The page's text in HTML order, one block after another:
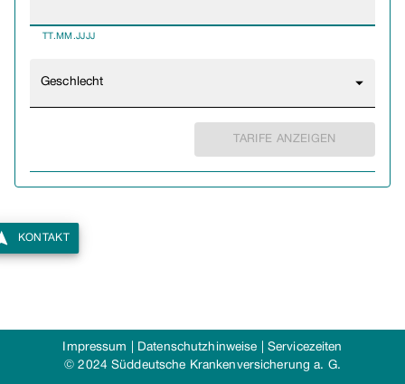
TT.MM.JJJJ
Geschlecht
TARIFE ANZEIGEN
KONTAKT
Impressum Datenschutzhinweise
Servicezeiten
© 2024 Süddeutsche Krankenversicherung a. G.